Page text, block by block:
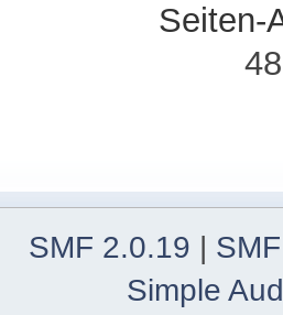
Seiten-
SMF 2.0.19 |
Simple